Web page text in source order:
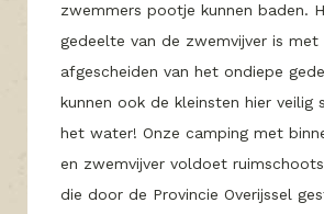
zwemmers pootje kunnen baden.
gedeelte van de zwemvijver is met
afgescheiden van het ondiepe
kunnen ook de kleinsten hier veilig
het water! Onze camping met
en zwemvijver voldoet
die door de Provincie Overijssel